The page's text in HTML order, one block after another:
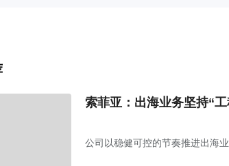
索菲亚：出海业务坚持“
公司以稳健可控的节奏推进出海